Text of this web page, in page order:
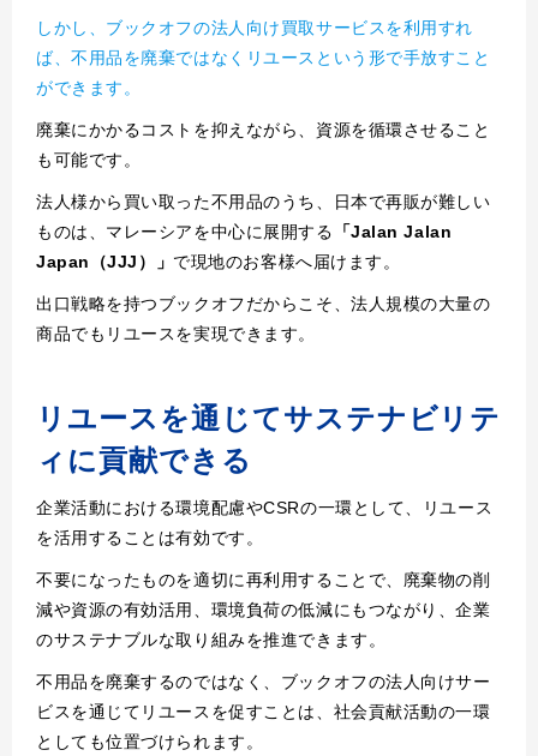
しかし、ブックオフの法人向け買取サービスを利用すれ
ば、不用品を廃棄ではなくリユースという形で手放すこと
ができます。
廃棄にかかるコストを抑えながら、資源を循環させること
も可能です。
法人様から買い取った不用品のうち、日本で再販が難しい
ものは、マレーシアを中心に展開する 「Jalan Jalan
Japan（JJJ）」 で現地のお客様へ届けます。
出口戦略を持つブックオフだからこそ、法人規模の大量の
商品でもリユースを実現できます。
リユースを通じてサステナビリテ
ィに貢献できる
企業活動における環境配慮やCSRの一環として、リユース
を活用することは有効です。
不要になったものを適切に再利用することで、廃棄物の削
減や資源の有効活用、環境負荷の低減にもつながり、企業
のサステナブルな取り組みを推進できます。
不用品を廃棄するのではなく、ブックオフの法人向けサー
ビスを通じてリユースを促すことは、社会貢献活動の一環
としても位置づけられます。